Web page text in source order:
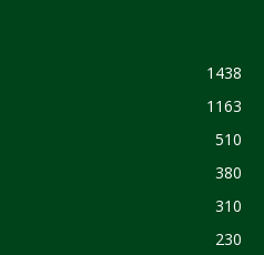
1438
1163
510
380
310
230